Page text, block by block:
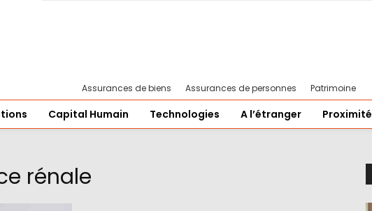
Assurances de biens Assurances de personnes Patrimoine
Capital Humain Technologies A l’étranger Proximité
rénale